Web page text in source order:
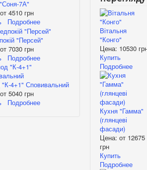
7А"
4510 грн
Подробнее
"Персей"
7030 грн
Подробнее
4+1" Сповивальний
5040 грн
Подробнее
Вітальня
"Конго"
Цена: 10530
Купить
Подробнее
Кухня "Гамма"
(глянцеві
фасади)
Цена: от 12675
грн
Купить
Подробнее